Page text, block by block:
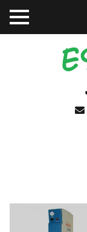
TO
GGL